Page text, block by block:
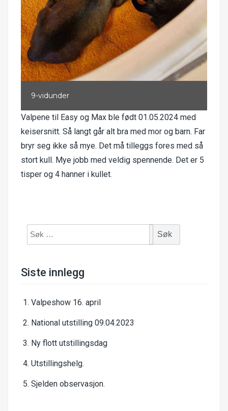
9-vidunder
Valpene til Easy og Max ble født 01.05.2024 med
keisersnitt. Så langt går alt bra med mor og barn. Far
bryr seg ikke så mye. Det må tilleggs fores med så
stort kull. Mye jobb med veldig spennende. Det er 5
tisper og 4 hanner i kullet.
Søk
etter:
Siste innlegg
Valpeshow 16. april
National utstilling 09.04.2023
Ny flott utstillingsdag
Utstillingshelg.
Sjelden observasjon.